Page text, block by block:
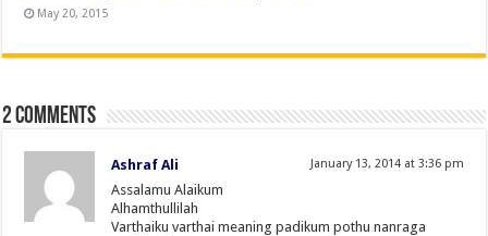
May 20, 2015
2 comments
Ashraf Ali January 13, 2014 at 3:36 pm
Assalamu Alaikum
Alhamthullilah
Varthaiku varthai meaning padikum pothu nanraga